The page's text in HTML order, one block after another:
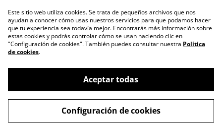
nosotros
Política de Privacidad
Política de cookies
©2026La Comparsa de Jona
powered by
Este sitio web utiliza cookies. Se trata de pequeños archivos que nos
ayudan a conocer cómo usas nuestros servicios para que podamos hacer
que tu experiencia sea todavía mejor. Encontrarás más información sobre
estas cookies y podrás controlar cómo se usan haciendo clic en
"Configuración de cookies". También puedes consultar nuestra Política
de cookies.
Aceptar todas
Configuración de cookies